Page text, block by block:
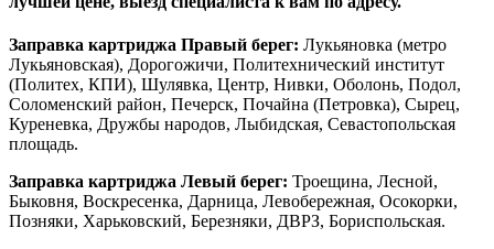
Заправка картриджа Правый берег: Лукьяновка (метро
Лукьяновская), Дорогожичи, Политехнический институт
(Политех, КПИ), Шулявка, Центр, Нивки, Оболонь, Подол,
Соломенский район, Печерск, Почайна (Петровка), Сырец,
Куреневка, Дружбы народов, Лыбидская, Севастопольская
площадь.
Заправка картриджа Левый берег: Троещина, Лесной,
Быковня, Воскресенка, Дарница, Левобережная, Осокорки,
Позняки, Харьковский, Березняки, ДВРЗ, Бориспольская.